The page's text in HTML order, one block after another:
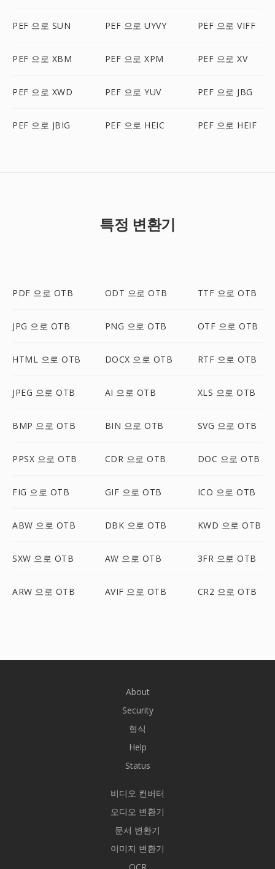
PEF 으로 SUN PEF 으로 UYVY PEF 으로 VIFF
PEF 으로 XBM PEF 으로 XPM PEF 으로 XV
PEF 으로 XWD PEF 으로 YUV PEF 으로 JBG
PEF 으로 JBIG PEF 으로 HEIC PEF 으로 HEIF
특정 변환기
PDF 으로 OTB ODT 으로 OTB TTF 으로 OTB
JPG 으로 OTB PNG 으로 OTB OTF 으로 OTB
HTML 으로 OTB DOCX 으로 OTB RTF 으로 OTB
JPEG 으로 OTB AI 으로 OTB XLS 으로 OTB
BMP 으로 OTB BIN 으로 OTB SVG 으로 OTB
PPSX 으로 OTB CDR 으로 OTB DOC 으로 OTB
FIG 으로 OTB GIF 으로 OTB ICO 으로 OTB
ABW 으로 OTB DBK 으로 OTB KWD 으로 OTB
SXW 으로 OTB AW 으로 OTB 3FR 으로 OTB
ARW 으로 OTB AVIF 으로 OTB CR2 으로 OTB
About
Security
형식
Help
Status
비디오 컨버터
오디오 변환기
문서 변환기
이미지 변환기